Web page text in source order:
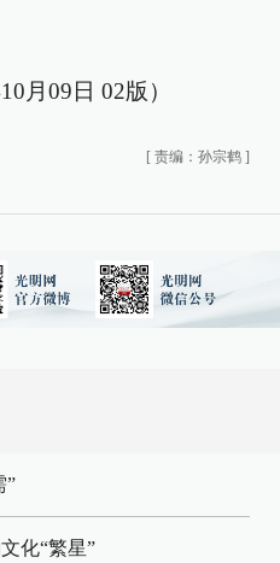
月09日 02版）
[ 责编：孙宗鹤 ]
”
化“繁星”